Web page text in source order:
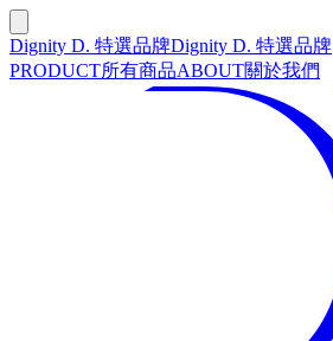
Dignity D. 特選品牌Dignity D. 特選品牌
PRODUCT所有商品ABOUT關於我們